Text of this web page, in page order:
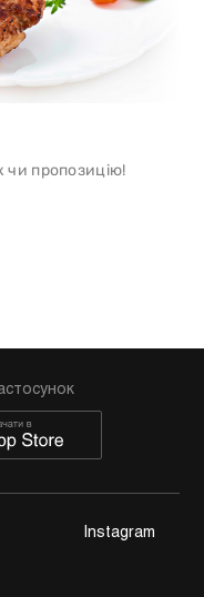
чи пропозицію!
Instagram